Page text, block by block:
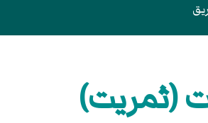
(ثمريت)